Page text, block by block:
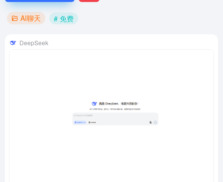
AI聊天 # 免费
DeepSeek